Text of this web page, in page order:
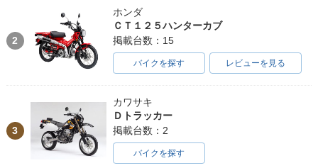
2
ホンダ
ＣＴ１２５ハンターカブ
掲載台数：15
バイクを探す レビューを見る
3
カワサキ
Ｄトラッカー
掲載台数：2
バイクを探す